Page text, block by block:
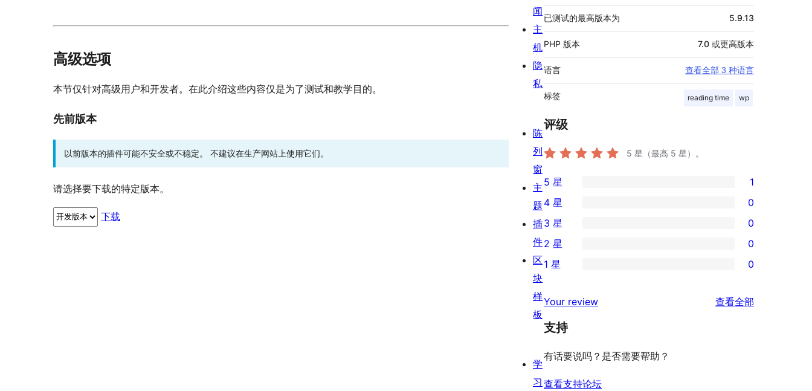
高级选项
本节仅针对高级用户和开发者。在此介绍这些内容仅是为了测试和教学目的。
先前版本
以前版本的插件可能不安全或不稳定。 不建议在生产网站上使用它们。
请选择要下载的特定版本。
下载
已测试的最高版本为 5.9.13
PHP 版本 7.0 或更高版本
语言 查看全部 3 种语言
标签 reading time wp
评级
5 星（最高 5 星）。
1
条
5
星
评
5 星 1
条
4
星
价
4 星 0
0
条
3
评
价
3 星 0
条
星
评
2 星 0
1
星
价
1 星 0
Your review 查看全部
支持
有话要说吗？是否需要帮助？
查看支持论坛
闻
主
机
隐
私
陈
列
窗
主
题
插
件
区
块
样
板
学
习